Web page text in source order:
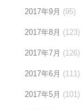
2017年9月 (95)
2017年8月 (123)
2017年7月 (126)
2017年6月 (111)
2017年5月 (101)